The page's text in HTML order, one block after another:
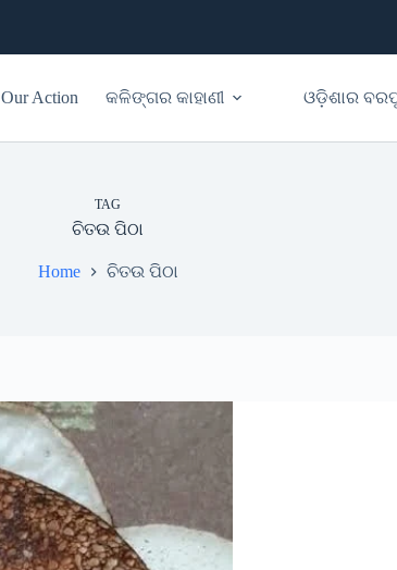
Our Action କଳିଙ୍ଗର କାହାଣୀ ଓଡ଼ିଶାର
TAG
ଚିତଉ ପିଠା
Home ଚିତଉ ପିଠା